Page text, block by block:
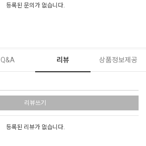
등록된 문의가 없습니다.
Q&A 리뷰 상품정보제공
리뷰쓰기
등록된 리뷰가 없습니다.